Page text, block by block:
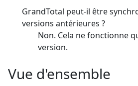
GrandTotal peut-il être
versions antérieures ?
Non. Cela ne fonctionne
version.
Vue d'ensemble